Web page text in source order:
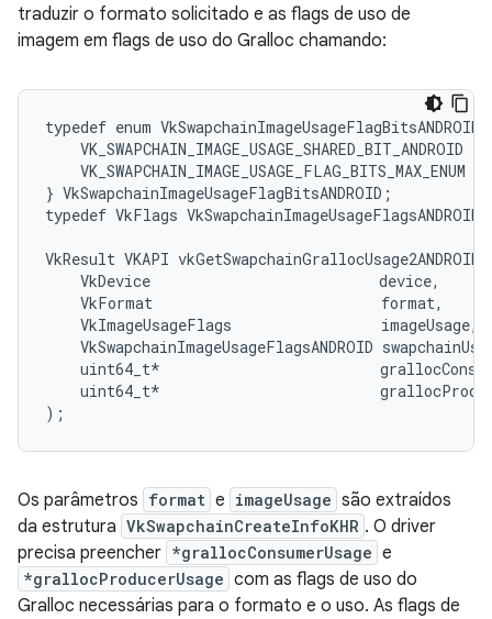
traduzir o formato solicitado e as flags de uso de
imagem em flags de uso do Gralloc chamando:
typedef enum VkSwapchainImageUsageFlagBitsANDROID
VK_SWAPCHAIN_IMAGE_USAGE_SHARED_BIT_ANDROID =
VK_SWAPCHAIN_IMAGE_USAGE_FLAG_BITS_MAX_ENUM
} VkSwapchainImageUsageFlagBitsANDROID;
typedef VkFlags VkSwapchainImageUsageFlagsANDROID;
VkResult VKAPI vkGetSwapchainGrallocUsage2ANDROID(
    VkDevice                          device,
    VkFormat                          format,
    VkImageUsageFlags                 imageUsage,
VkSwapchainImageUsageFlagsANDROID
uint64_t*
uint64_t*
Os parâmetros format e imageUsage são extraídos
da estrutura VkSwapchainCreateInfoKHR . O driver
precisa preencher *grallocConsumerUsage e
*grallocProducerUsage com as flags de uso do
Gralloc necessárias para o formato e o uso. As flags de